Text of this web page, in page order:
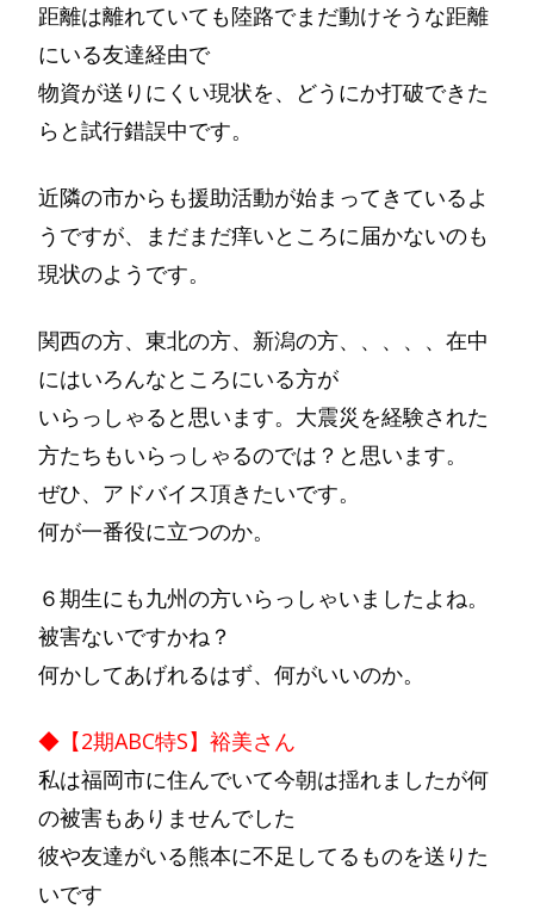
距離は離れていても陸路でまだ動けそうな距離
にいる友達経由で
物資が送りにくい現状を、どうにか打破できた
らと試行錯誤中です。
近隣の市からも援助活動が始まってきているよ
うですが、まだまだ痒いところに届かないのも
現状のようです。
関西の方、東北の方、新潟の方、、、、、在中
にはいろんなところにいる方が
いらっしゃると思います。大震災を経験された
方たちもいらっしゃるのでは？と思います。
ぜひ、アドバイス頂きたいです。
何が一番役に立つのか。
６期生にも九州の方いらっしゃいましたよね。
被害ないですかね？
何かしてあげれるはず、何がいいのか。
◆【2期ABC特S】裕美さん
私は福岡市に住んでいて今朝は揺れましたが何
の被害もありませんでした
彼や友達がいる熊本に不足してるものを送りた
いです